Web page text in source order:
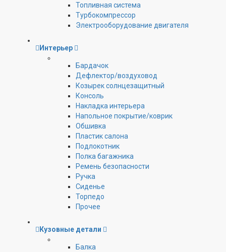
Топливная система
Турбокомпрессор
Электрооборудование двигателя
Интерьер
Бардачок
Дефлектор/воздуховод
Козырек солнцезащитный
Консоль
Накладка интерьера
Напольное покрытие/коврик
Обшивка
Пластик салона
Подлокотник
Полка багажника
Ремень безопасности
Ручка
Сиденье
Торпедо
Прочее
Кузовные детали
Балка